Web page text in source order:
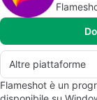
Altre piattaforme
Flameshot è un